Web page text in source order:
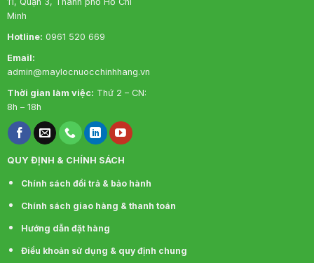
Minh
Hotline: 0961 520 669
Email:
admin@maylocnuocchinhhang.vn
Thời gian làm việc: Thứ 2 – CN:
8h – 18h
QUY ĐỊNH & CHÍNH SÁCH
Chính sách đổi trả & bảo hành
Chính sách giao hàng & thanh toán
Hướng dẫn đặt hàng
Điều khoản sử dụng & quy định chung